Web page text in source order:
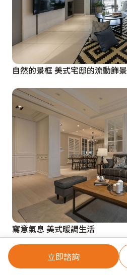
立即諮詢
自然的景框 美式宅邸的流動飾景
寫意氣息 美式暖調生活